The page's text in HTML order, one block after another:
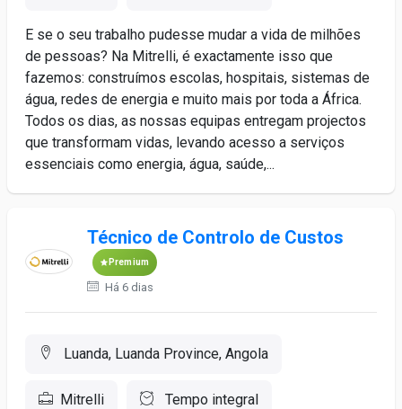
E se o seu trabalho pudesse mudar a vida de milhões
de pessoas? Na Mitrelli, é exactamente isso que
fazemos: construímos escolas, hospitais, sistemas de
água, redes de energia e muito mais por toda a África.
Todos os dias, as nossas equipas entregam projectos
que transformam vidas, levando acesso a serviços
essenciais como energia, água, saúde,...
Técnico de Controlo de Custos
Premium
Há 6 dias
Luanda, Luanda Province, Angola
Mitrelli Tempo integral